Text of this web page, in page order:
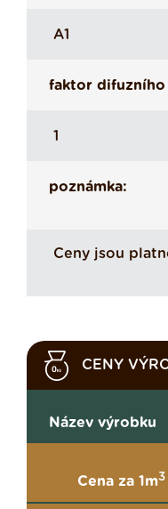
A1
faktor
1
poznámka:
Ceny jsou
CENY
Název výrobku
Cena za 1m3